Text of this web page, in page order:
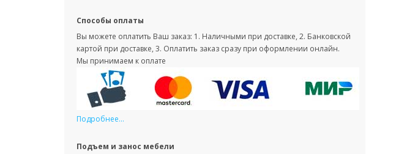
Способы оплаты
Вы можете оплатить Ваш заказ: 1. Наличными при доставке, 2. Банковской
картой при доставке, 3. Оплатить заказ сразу при оформлении онлайн.
Мы принимаем к оплате
Подробнее...
Подъем и занос мебели